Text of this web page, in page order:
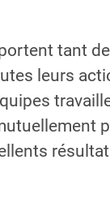
tant
leurs